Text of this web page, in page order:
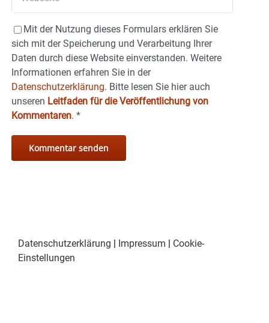
Mit der Nutzung dieses Formulars erklären Sie
sich mit der Speicherung und Verarbeitung Ihrer
Daten durch diese Website einverstanden. Weitere
Informationen erfahren Sie in der
Datenschutzerklärung. Bitte lesen Sie hier auch
unseren Leitfaden für die Veröffentlichung von
Kommentaren. *
Datenschutzerklärung | Impressum | Cookie-
Einstellungen